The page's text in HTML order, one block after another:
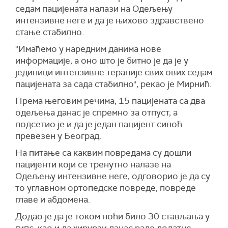
седам пацијената налази на Одељењу
интензивне неге и да је њихово здравствено
стање стабилно.
"Имаћемо у наредним данима нове
информације, а оно што је битно је да је у
јединици интензивне терапије свих ових седам
пацијената за сада стабилно", рекао је Мирнић.
Према његовим речима, 15 пацијената са два
одељења данас је спремно за отпуст, а
подсетио је и да је један пацијент синоћ
превезен у Београд.
На питање са каквим повредама су дошли
пацијенти који се тренутно налазе на
Одељењу интензивне неге, одговорио је да су
то углавном ортопедске повреде, повреде
главе и абдомена.
Додао је да је током ноћи било 30 стављања у